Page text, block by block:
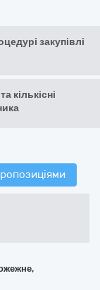
закупівлі
кількісні